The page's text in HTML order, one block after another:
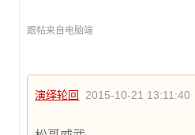
跟帖来自电脑端
演绎轮回 2015-10-21 13:11:40